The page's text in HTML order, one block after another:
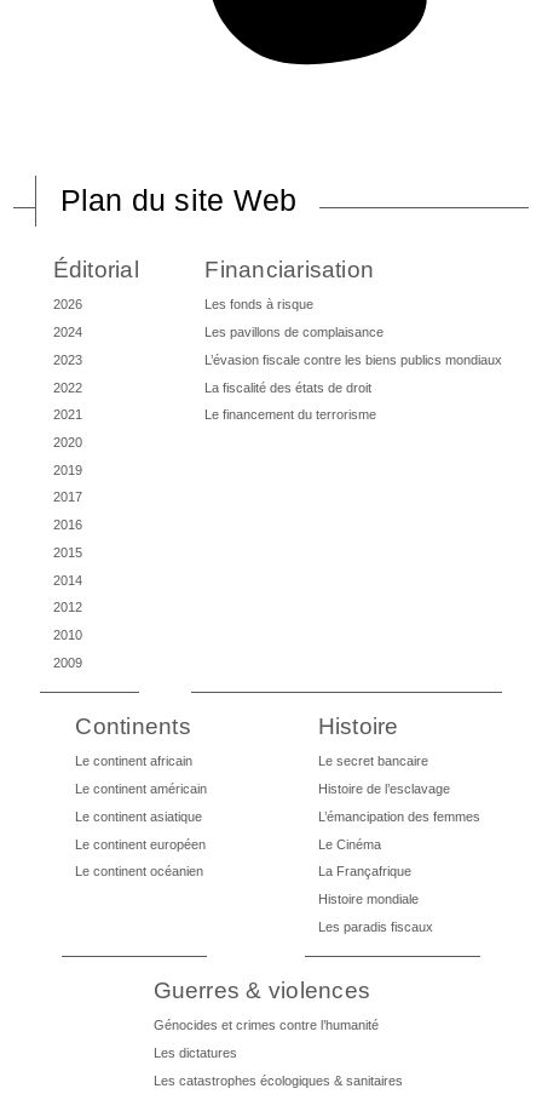
Plan du site Web
Éditorial
2026
2024
2023
2022
2021
2020
2019
2017
2016
2015
2014
2012
2010
2009
Financiarisation
Les fonds à risque
Les pavillons de complaisance
L’évasion fiscale contre les biens publics mondiaux
La fiscalité des états de droit
Le financement du terrorisme
Continents
Le continent africain
Le continent américain
Le continent asiatique
Le continent européen
Le continent océanien
Histoire
Le secret bancaire
Histoire de l’esclavage
L’émancipation des femmes
Le Cinéma
La Françafrique
Histoire mondiale
Les paradis fiscaux
Guerres & violences
Génocides et crimes contre l’humanité
Les dictatures
Les catastrophes écologiques & sanitaires